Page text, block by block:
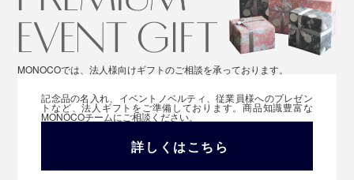
MONOCOでは、法人様向けギフトのご相談を承っております。
記念品の名入れ、イベントノベルティ、従業員様へのプレゼン
トなど、法人ギフトをご準備しております。商品知識豊富な
MONOCOチームにご相談ください。
詳しくはこちら